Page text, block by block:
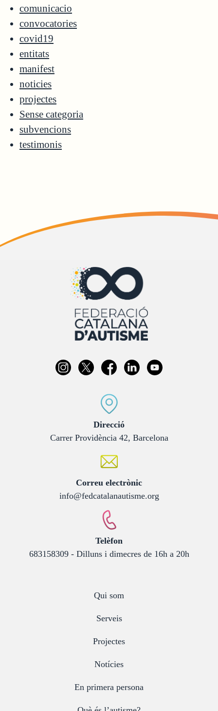
comunicacio
convocatories
covid19
entitats
manifest
noticies
projectes
Sense categoria
subvencions
testimonis
Direcció:
Carrer Providència 42, Barcelona
Correu electrònic:
info@fedcatalanautisme.org
Telèfon
683158309 - Dilluns i dimecres de 16h a 20h
Qui som
Serveis
Projectes
Notícies
En primera persona